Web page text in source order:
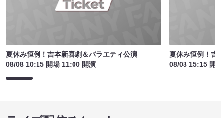
夏休み恒例！吉本新喜劇＆バラエティ公演
08/08 10:15 開場 11:00 開演
夏休み恒例！吉
08/08 15:15 開